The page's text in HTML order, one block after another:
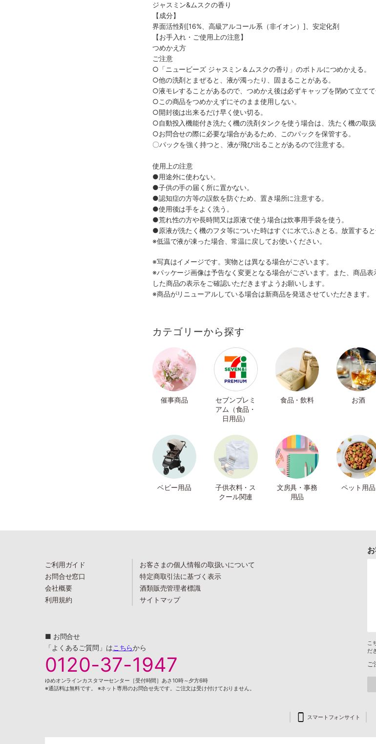
ジャスミン&ムスクの香り
【成分】
界面活性剤[16%、高級アルコール系（非イオン）]、安定化剤
【お手入れ・ご使用上の注意】
つめかえ方
ご注意
○「ニュービーズ ジャスミン＆ムスクの香り」のボトルにつめかえる。
○他の洗剤とまぜると、液が濁ったり、固まることがある。
○液モレすることがあるので、つめかえ後は必ずキャップを閉めて立てて
○この商品をつめかえずにそのまま使用しない。
○開封後は出来るだけ早く使い切る。
○自動投入機能付き洗たく機の洗剤タンクを使う場合は、洗たく機の取
○お問合せの際に必要な場合があるため、このパックを保管する。
〇パックを強く持つと、液が飛び出ることがあるので注意する。
使用上の注意
●用途外に使わない。
●子供の手の届く所に置かない。
●認知症の方等の誤飲を防ぐため、置き場所に注意する。
●使用後は手をよく洗う。
●荒れ性の方や長時間又は原液で使う場合は炊事用手袋を使う。
●原液が洗たく機のフタ等についた時はすぐに水でふきとる。放置すると
※低温で液が凍った場合、常温に戻してお使いください。
※写真はイメージです。実物とは異なる場合がございます。
※パッケージ画像は予告なく変更となる場合がございます。また、商品
した商品の表示をご確認いただきますようお願いします。
※商品がリニューアルしている場合は新商品を発送させていただきます。
カテゴリーから探す
催事商品
セブンプレミ
アム（食品・
日用品）
食品・飲料 お酒
ベビー用品
子供衣料・ス
クール関連
文房具・事務
用品
ペット用品
ご利用ガイド
お問合せ窓口
会社概要
利用規約
お客さまの個人情報の取扱いについて
特定商取引法に基づく表示
酒類販売管理者標識
サイトマップ
■ お問合せ
「よくあるご質問」はこちらから
0120-37-1947
ゆめオンラインカスタマーセンター［受付時間］あさ10時～夕方6時
※通話料は無料です。 ※ネット専用のお問合せ先です。ご注文は受け付けておりません。
こ
だ
スマートフォンサイト